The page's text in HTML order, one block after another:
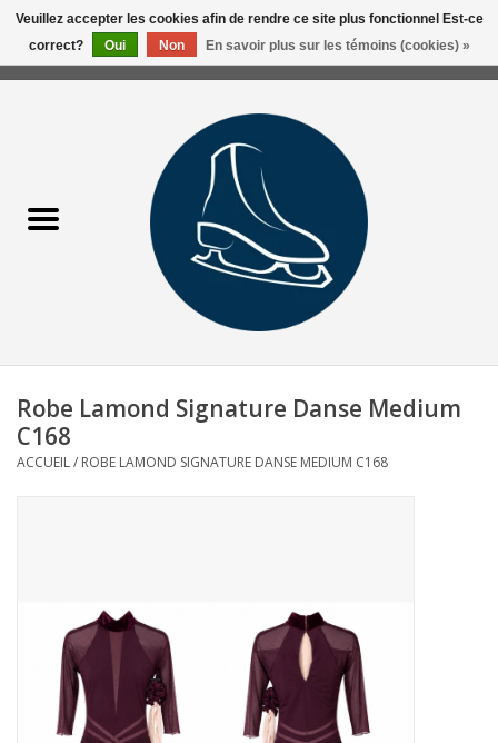
0 Articles - 0,00$CA
Liquidation/Clearance
Patins Usagés
Hockey
Pièces uniques Lamond
Signature
Robe Lamond Signature Danse Medium
C168
ACCUEIL/ ROBE LAMOND SIGNATURE DANSE MEDIUM C168
Veuillez accepter les cookies afin de rendre ce site plus fonctionnel Est-ce
correct?
Oui Non En savoir plus sur les témoins (cookies) »